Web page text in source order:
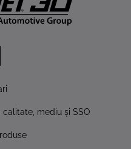
mediu şi SSO